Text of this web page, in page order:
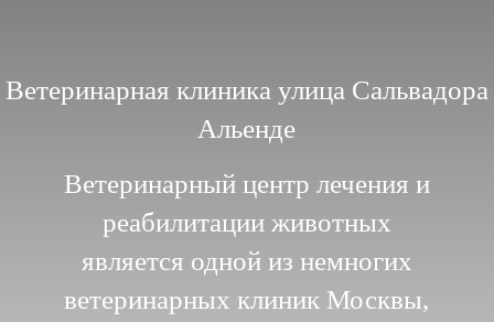
Ветеринарная клиника улица Сальвадора
Альенде
Ветеринарный центр лечения и
реабилитации животных
является одной из немногих
ветеринарных клиник Москвы,